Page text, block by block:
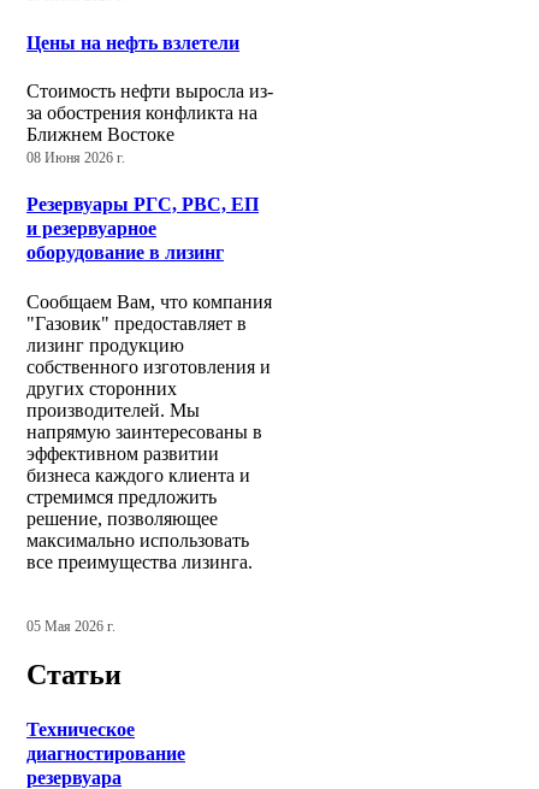
Цены на нефть взлетели
Стоимость нефти выросла из-
за обострения конфликта на
Ближнем Востоке
08 Июня 2026 г.
Резервуары РГС, РВС, ЕП
и резервуарное
оборудование в лизинг
Сообщаем Вам, что компания
"Газовик" предоставляет в
лизинг продукцию
собственного изготовления и
других сторонних
производителей. Мы
напрямую заинтересованы в
эффективном развитии
бизнеса каждого клиента и
стремимся предложить
решение, позволяющее
максимально использовать
все преимущества лизинга.
05 Мая 2026 г.
Статьи
Техническое
диагностирование
резервуара